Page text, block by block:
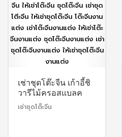
เช่าชุดโต๊ะจีน เก้าอี้ชิ
วารีไม้ครอสแบลค
เช่าชุดโต๊ะจีน